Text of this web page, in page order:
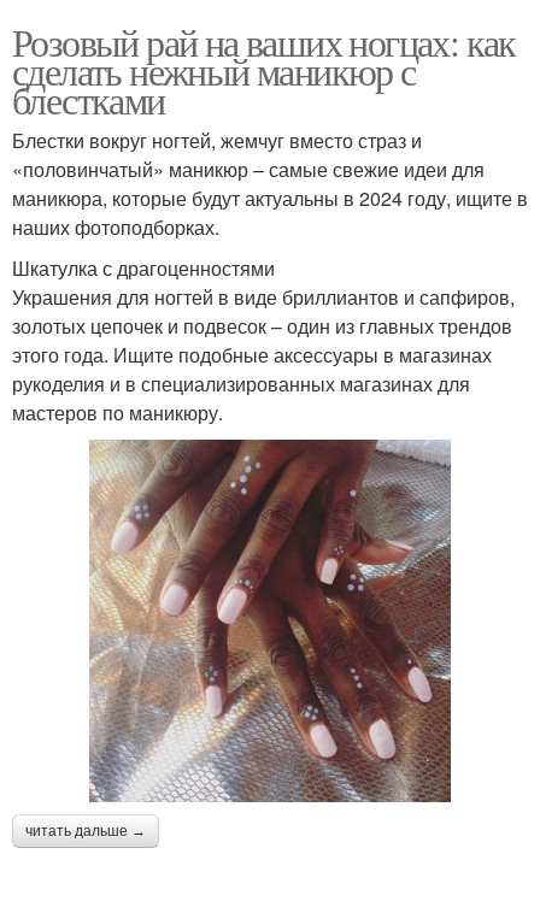
Розовый рай на ваших ногцах: как
сделать нежный маникюр с
блестками
Блестки вокруг ногтей, жемчуг вместо страз и
«половинчатый» маникюр – самые свежие идеи для
маникюра, которые будут актуальны в 2024 году, ищите в
наших фотоподборках.
Шкатулка с драгоценностями
Украшения для ногтей в виде бриллиантов и сапфиров,
золотых цепочек и подвесок – один из главных трендов
этого года. Ищите подобные аксессуары в магазинах
рукоделия и в специализированных магазинах для
мастеров по маникюру.
читать дальше →